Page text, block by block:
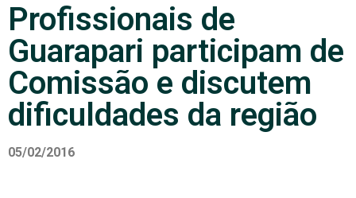
Profissionais de
Guarapari participam de
Comissão e discutem
dificuldades da região
05/02/2016